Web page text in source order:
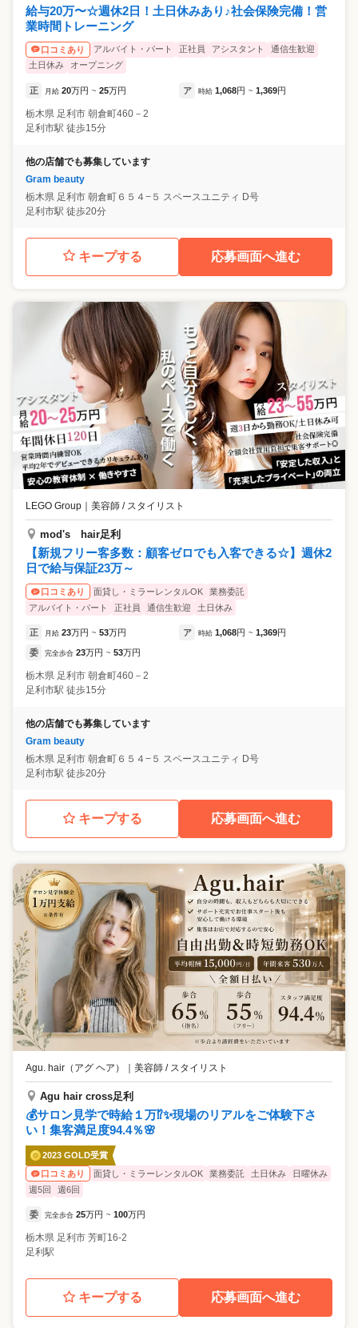
給与20万〜☆週休2日！土日休みあり♪社会保険完備！営
業時間トレーニング
口コミあり アルバイト・パート 正社員 アシスタント
通信生歓迎
土日休み
オープニング
正 月給 20万円 ~ 25万円 ア 時給 1,068円 ~ 1,369円
栃木県 足利市 朝倉町460－2
足利市駅 徒歩15分
他の店舗でも募集しています
Gram beauty
栃木県 足利市 朝倉町６５４−５ スペースユニティ D号
足利市駅 徒歩20分
キープする 応募画面へ進む
LEGO Group 美容師 / スタイリスト
mod's hair足利
【新規フリー客多数：顧客ゼロでも入客できる☆】週休2
日で給与保証23万～
口コミあり 面貸し・ミラーレンタルOK
業務委託
アルバイト・パート
正社員 通信生歓迎 土日休み
正 月給 23万円 ~ 53万円 ア 時給 1,068円 ~ 1,369円
委 完全歩合 23万円 ~ 53万円
栃木県 足利市 朝倉町460－2
足利市駅 徒歩15分
他の店舗でも募集しています
Gram beauty
栃木県 足利市 朝倉町６５４−５ スペースユニティ D号
足利市駅 徒歩20分
キープする 応募画面へ進む
Agu. hair（アグ ヘア） 美容師 / スタイリスト
Agu hair cross足利
💰サロン見学で時給１万⁉✨現場のリアルをご体験下さ
い！集客満足度94.4％🌸
2023 GOLD受賞
口コミあり
面貸し・ミラーレンタルOK 業務委託 土日休み
日曜休み
週5回
週6回
委 完全歩合 25万円 ~ 100万円
栃木県 足利市 芳町16-2
足利駅
キープする 応募画面へ進む